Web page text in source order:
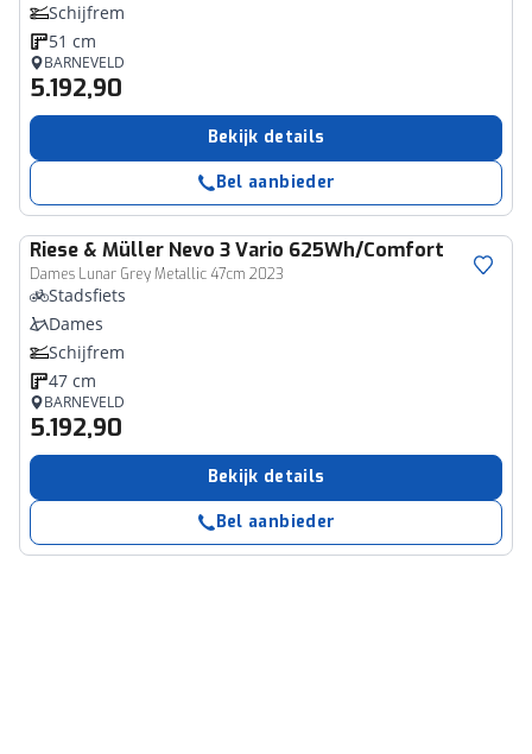
Schijfrem
51 cm
BARNEVELD
5.192,90
Bekijk details
Bel aanbieder
Riese & Müller Nevo 3 Vario 625Wh/Comfort
Dames Lunar Grey Metallic 47cm 2023
Stadsfiets
Dames
Schijfrem
47 cm
BARNEVELD
5.192,90
Bekijk details
Bel aanbieder